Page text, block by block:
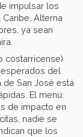
impulsar los
Alterna
ya sean
costarricense)
del
de San José está
El menú:
de impacto en
nadie se
que los